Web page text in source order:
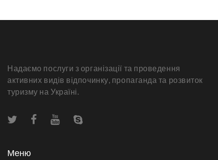
Надаємо послуги з організації та проведення
активних видів відпочинку, пропаганда та розвиток
туризму на Україні.
Меню